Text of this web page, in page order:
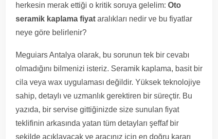
herkesin merak ettiği o kritik soruya gelelim: Oto
seramik kaplama fiyat aralıkları nedir ve bu fiyatlar
neye göre belirlenir?
Meguiars Antalya olarak, bu sorunun tek bir cevabı
olmadığını bilmenizi isteriz. Seramik kaplama, basit bir
cila veya wax uygulaması değildir. Yüksek teknolojiye
sahip, detaylı ve uzmanlık gerektiren bir süreçtir. Bu
yazıda, bir servise gittiğinizde size sunulan fiyat
teklifinin arkasında yatan tüm detayları şeffaf bir
şekilde açıklayacak ve aracınız için en doğru kararı